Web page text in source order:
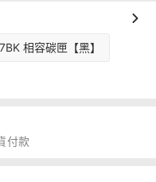
相容碳匣【黑】
付款